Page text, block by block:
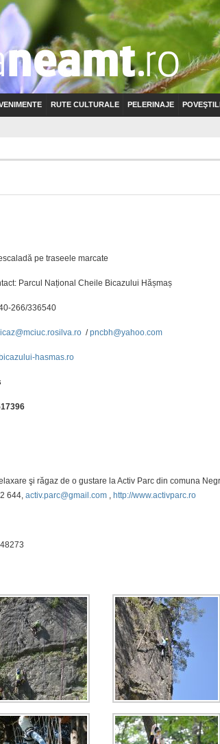
RUTE CULTURALE PELERINAJE
pe traseele marcate
Parcul Național Cheile Bicazului Hășmaș
266/336540
/pncbh@yahoo.com
hasmas.ro
şi răgaz de o gustare la Activ Parc din comuna
644, activ.parc@gmail.com , http://www.activparc.ro